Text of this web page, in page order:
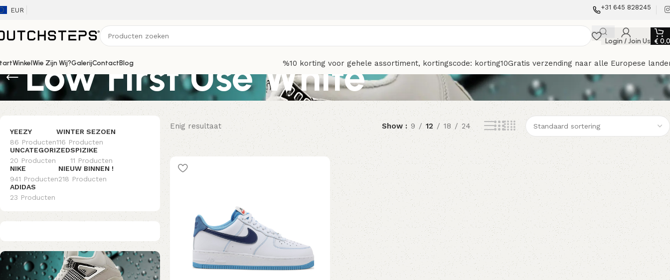
EUR +31 645 828245
Login / Join Us €
WinkelWie Zijn Wij?GalerijContactBlog %10 korting voor gehele assortiment, kortingscode: korting10Gratis verzending naar alle Europese
Low First Use White
YEEZY
86 Producten
WINTER SEZOEN
116 Producten
UNCATEGORIZED
20 Producten
SPIZIKE
11 Producten
NIKE
941 Producten
NIEUW BINNEN !
218 Producten
ADIDAS
23 Producten
Enig resultaat Show 9 12 18 24